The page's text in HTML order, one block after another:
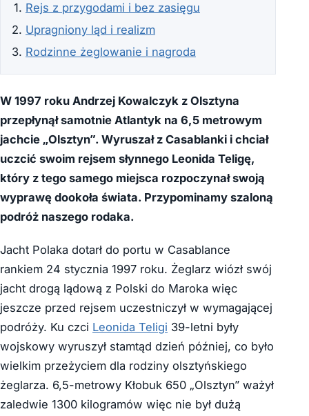
Rejs z przygodami i bez zasięgu
Upragniony ląd i realizm
Rodzinne żeglowanie i nagroda
W 1997 roku Andrzej Kowalczyk z Olsztyna
przepłynął samotnie Atlantyk na 6,5 metrowym
jachcie „Olsztyn”. Wyruszał z Casablanki i chciał
uczcić swoim rejsem słynnego Leonida Teligę,
który z tego samego miejsca rozpoczynał swoją
wyprawę dookoła świata. Przypominamy szaloną
podróż naszego rodaka.
Jacht Polaka dotarł do portu w Casablance
rankiem 24 stycznia 1997 roku. Żeglarz wiózł swój
jacht drogą lądową z Polski do Maroka więc
jeszcze przed rejsem uczestniczył w wymagającej
podróży. Ku czci Leonida Teligi 39-letni były
wojskowy wyruszył stamtąd dzień później, co było
wielkim przeżyciem dla rodziny olsztyńskiego
żeglarza. 6,5-metrowy Kłobuk 650 „Olsztyn” ważył
zaledwie 1300 kilogramów więc nie był dużą